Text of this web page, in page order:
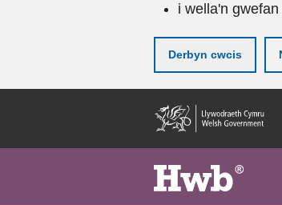
i wella'n
Derbyn cwcis
gynnwy